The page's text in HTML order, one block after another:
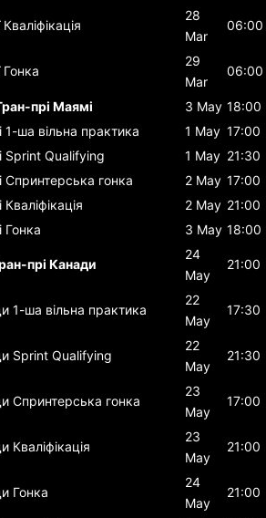
Кваліфікація
28
Mar
06:00
Гонка
29
Mar
06:00
прі Маямі 3 May 18:00
1-ша вільна практика 1 May 17:00
Sprint Qualifying 1 May 21:30
Спринтерська гонка 2 May 17:00
Кваліфікація 2 May 21:00
Гонка 3 May 18:00
прі Канади
24
May
21:00
1-ша вільна практика
22
May
17:30
Sprint Qualifying
22
May
21:30
Спринтерська гонка
23
May
17:00
Кваліфікація
23
May
21:00
Гонка
24
May
21:00